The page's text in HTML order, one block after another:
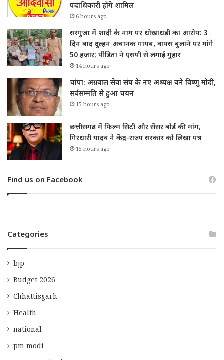
पदाधिकारी होंगे शामिल
6 hours ago
सरगुजा में शादी के नाम पर धोखाधड़ी का आरोप: 3
दिन बाद दुल्हन अचानक गायब, वापस बुलाने पर मांगे
50 हजार; पीड़िता ने एसपी से लगाई गुहार
14 hours ago
चांपा: अग्रवाल सेवा संघ के नए अध्यक्ष बने विष्णु मोदी,
सर्वसम्मति से हुआ चयन
15 hours ago
छत्तीसगढ़ में फिल्म सिटी और सेंसर बोर्ड की मांग,
गिरधारी यादव ने केंद्र-राज्य सरकार को लिखा पत्र
15 hours ago
Find us on Facebook
Categories
bjp
Budget 2026
Chhattisgarh
Health
national
pm modi